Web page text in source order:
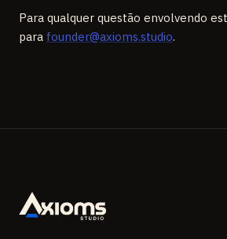
Para qualquer questão envolvendo
para founder@axioms.studio.